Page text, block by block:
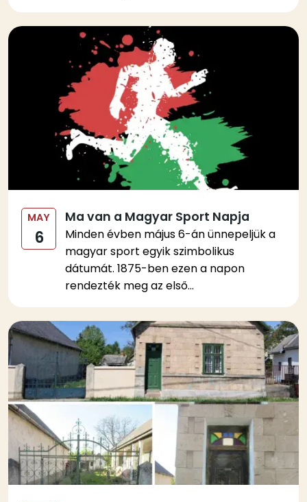
Kép
MAY
6
Ma van a Magyar Sport Napja
Minden évben május 6-án ünnepeljük a
magyar sport egyik szimbolikus
dátumát. 1875-ben ezen a napon
rendezték meg az első...
Kép